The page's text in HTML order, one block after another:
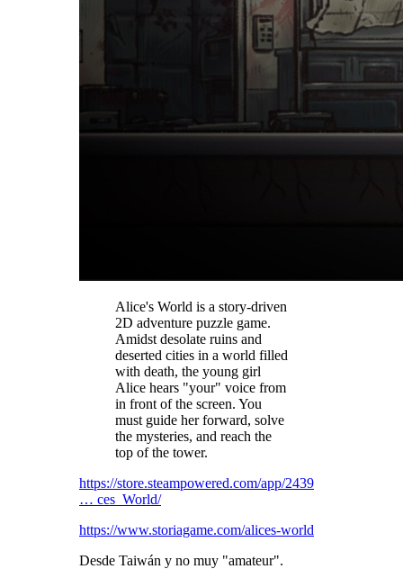
Alice's World is a story-driven
2D adventure puzzle game.
Amidst desolate ruins and
deserted cities in a world filled
with death, the young girl
Alice hears "your" voice from
in front of the screen. You
must guide her forward, solve
the mysteries, and reach the
top of the tower.
https://store.steampowered.com/app/2439
… ces_World/
https://www.storiagame.com/alices-world
Desde Taiwán y no muy "amateur".